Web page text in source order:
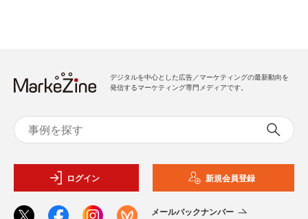
デジタルを中心とした広告／マーケティングの最新動向を
発信するマーケティング専門メディアです。
ログイン 新規会員登録
メールバックナンバー